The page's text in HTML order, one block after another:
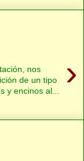
›
nos
de un tipo
y encinos al...